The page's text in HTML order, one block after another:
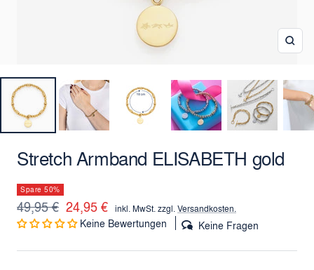
Stretch Armband ELISABETH gold
Spare 50%
Regulärer
Preis
49,95 € Angebotspreis
24,95 € inkl. MwSt. zzgl. Versandkosten.
Keine Bewertungen Keine Fragen